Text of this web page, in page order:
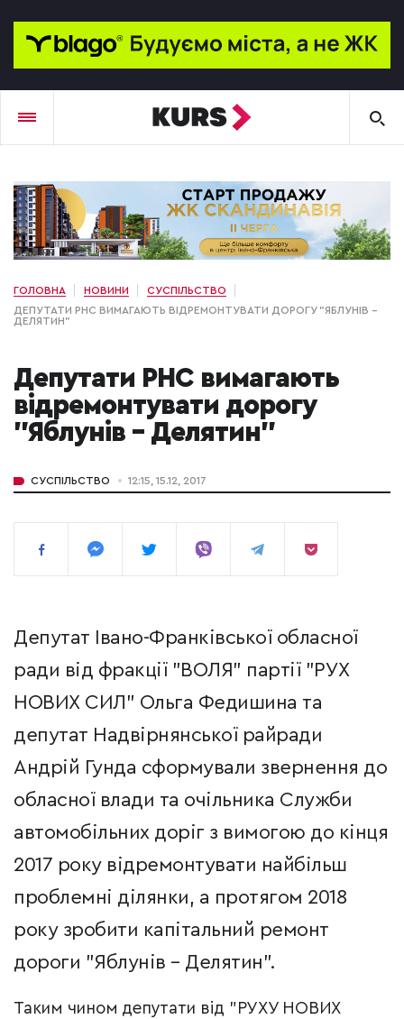
ГОЛОВНА НОВИНИ
СУСПІЛЬСТВО
ДЕПУТАТИ РНС ВИМАГАЮТЬ ВІДРЕМОНТУВАТИ ДОРОГУ "ЯБЛУНІВ –
ДЕЛЯТИН"
Депутати РНС вимагають
відремонтувати дорогу
"Яблунів – Делятин"
СУСПІЛЬСТВО 12:15, 15.12, 2017
Депутат Івано-Франківської обласної
ради від фракції "ВОЛЯ" партії "РУХ
НОВИХ СИЛ" Ольга Федишина та
депутат Надвірнянської райради
Андрій Гунда сформували звернення до
обласної влади та очільника Служби
автомобільних доріг з вимогою до кінця
2017 року відремонтувати найбільш
проблемні ділянки, а протягом 2018
року зробити капітальний ремонт
дороги "Яблунів – Делятин".
Таким чином депутати від "РУХУ НОВИХ